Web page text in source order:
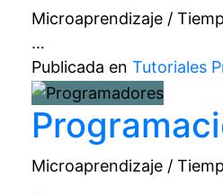
Microaprendizaje /
…
Publicada en Tutoriales
Microaprendizaje /
…